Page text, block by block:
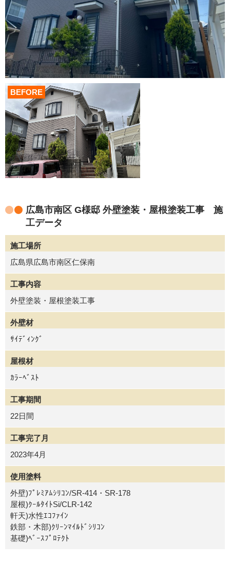
BEFORE
広島市南区 G様邸 外壁塗装・屋根塗装工事 施
工データ
施工場所
広島県広島市南区仁保南
工事内容
外壁塗装・屋根塗装工事
外壁材
ｻｲﾃﾞｨﾝｸﾞ
屋根材
ｶﾗｰﾍﾞｽﾄ
工事期間
22日間
工事完了月
2023年4月
使用塗料
外壁)ﾌﾟﾚﾐｱﾑｼﾘｺﾝ/SR-414・SR-178
屋根)ｸｰﾙﾀｲﾄSi/CLR-142
軒天)水性ｴｺﾌｧｲﾝ
鉄部・木部)ｸﾘｰﾝﾏｲﾙﾄﾞｼﾘｺﾝ
基礎)ﾍﾞｰｽﾌﾟﾛﾃｸﾄ